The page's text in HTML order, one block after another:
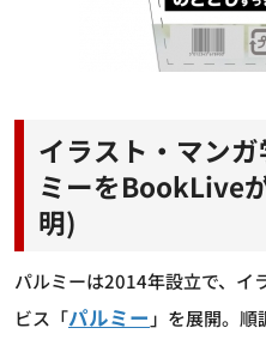
イラスト・マン
ミーをBookLive
明)
パルミーは2014年設立で、イ
ビス「パルミー 」を展開。